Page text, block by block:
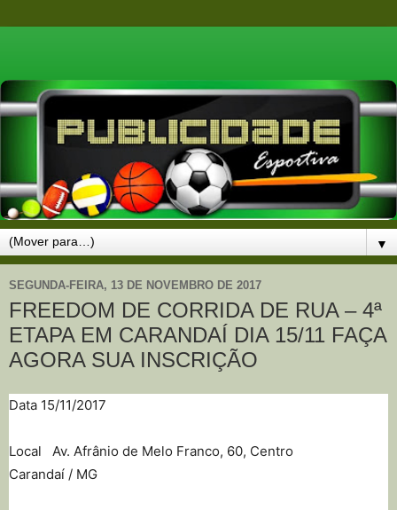
▼
SEGUNDA-FEIRA, 13 DE NOVEMBRO DE 2017
FREEDOM DE CORRIDA DE RUA – 4ª
ETAPA EM CARANDAÍ DIA 15/11 FAÇA
AGORA SUA INSCRIÇÃO
Data 15/11/2017
Local Av. Afrânio de Melo Franco, 60, Centro
Carandaí / MG